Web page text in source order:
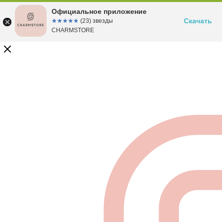
Официальное приложение
☆☆☆☆☆
★★★★★ (23) звезды
CHARMSTORE
Скачать